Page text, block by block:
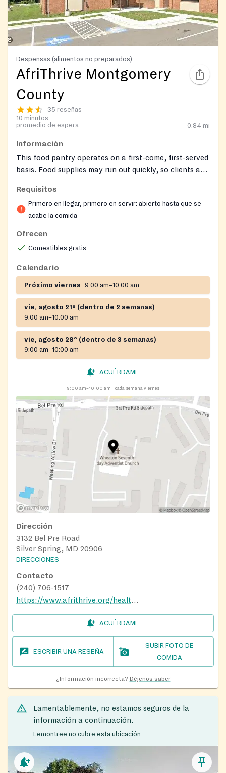
Despensas (alimentos no preparados)
AfriThrive Montgomery
County
35 reseñas
10 minutos
promedio de espera
0.84 mi
Información
This food pantry operates on a first-come, first-served
basis. Food supplies may run out quickly, so clients are
Requisitos
Primero en llegar, primero en servir: abierto hasta que se
acabe la comida
Ofrecen
Comestibles gratis
Calendario
Próximo viernes 9:00 am–10:00 am
vie, agosto 21º (dentro de 2 semanas)
9:00 am–10:00 am
vie, agosto 28º (dentro de 3 semanas)
9:00 am–10:00 am
ACUÉRDAME
9:00 am–10:00 am cada semana viernes
Dirección
3132 Bel Pre Road
Silver Spring, MD 20906
DIRECCIONES
Contacto
(240) 706-1517
https://www.afrithrive.org/healthy-food-initiative
ACUÉRDAME
ESCRIBIR UNA RESEÑA
SUBIR FOTO DE
COMIDA
¿Información incorrecta? Déjenos saber
Lamentablemente, no estamos seguros de la
información a continuación.
Lemontree no cubre esta ubicación